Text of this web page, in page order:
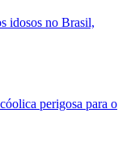
idosos no Brasil,
perigosa para o